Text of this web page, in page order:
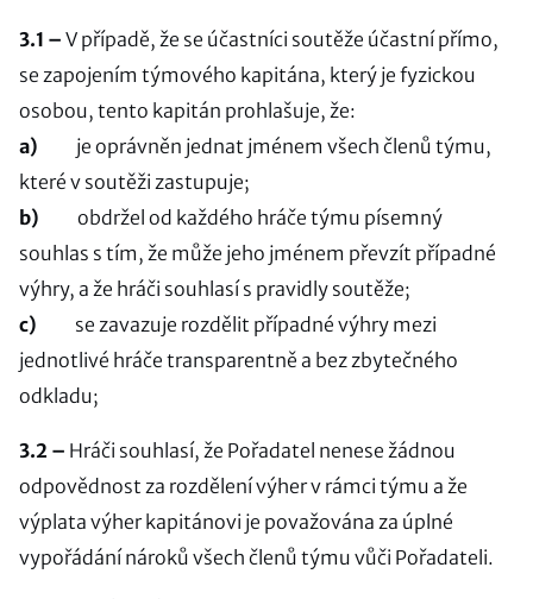
3.1 – V případě, že se účastníci soutěže účastní přímo,
se zapojením týmového kapitána, který je fyzickou
osobou, tento kapitán prohlašuje, že:
a) je oprávněn jednat jménem všech členů týmu,
které v soutěži zastupuje;
b) obdržel od každého hráče týmu písemný
souhlas s tím, že může jeho jménem převzít případné
výhry, a že hráči souhlasí s pravidly soutěže;
c) se zavazuje rozdělit případné výhry mezi
jednotlivé hráče transparentně a bez zbytečného
odkladu;
3.2 – Hráči souhlasí, že Pořadatel nenese žádnou
odpovědnost za rozdělení výher v rámci týmu a že
výplata výher kapitánovi je považována za úplné
vypořádání nároků všech členů týmu vůči Pořadateli.